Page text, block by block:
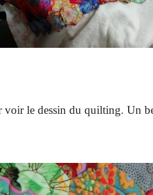
voir le dessin du quilting. Un